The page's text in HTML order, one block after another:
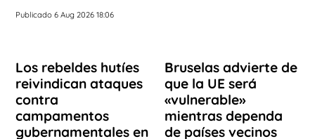
Publicado 6 Aug 2026 18:06
Los rebeldes hutíes
reivindican ataques
contra
campamentos
gubernamentales en
Bruselas advierte de
que la UE será
«vulnerable»
mientras dependa
de países vecinos